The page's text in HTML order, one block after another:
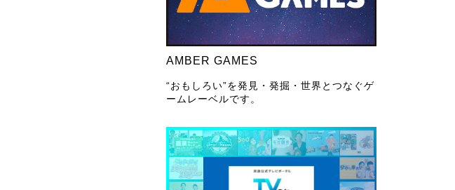
AMBER GAMES
“おもしろい”を発見・発掘・世界とつなぐゲ
ームレーベルです。